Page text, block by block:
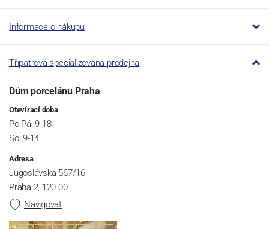
Informace o nákupu
Třípatrová specializovaná prodejna
Dům porcelánu Praha
Otevírací doba
Po-Pá: 9-18
So: 9-14
Adresa
Jugoslávská 567/16
Praha 2, 120 00
Navigovat